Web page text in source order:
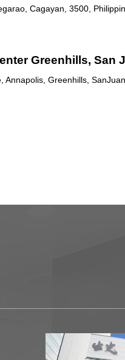
Cagayan, 3500,
Greenhills, San
Annapolis, Greenhills,